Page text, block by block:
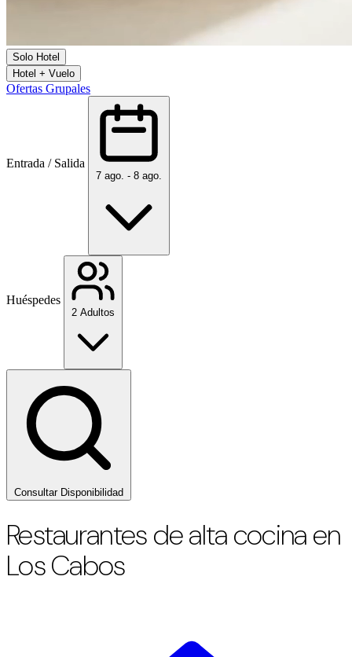
Solo Hotel
Hotel + Vuelo
Ofertas Grupales
Entrada / Salida
7 ago. - 8 ago.
Huéspedes
2 Adultos
Consultar Disponibilidad
Restaurantes de alta cocina en
Los Cabos